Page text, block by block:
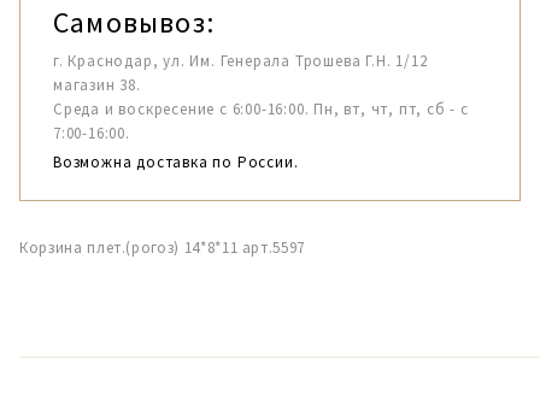
Самовывоз:
г. Краснодар, ул. Им. Генерала Трошева Г.Н. 1/12
магазин 38.
Среда и воскресение с 6:00-16:00. Пн, вт, чт, пт, сб - с
7:00-16:00.
Возможна доставка по России.
Корзина плет.(рогоз) 14*8*11 арт.5597